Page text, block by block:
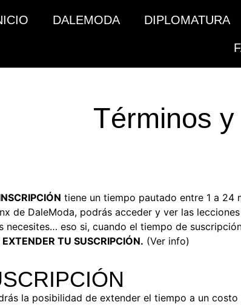
DALEMODA DIPLOMATURA
Términos
tiene un tiempo pautado entre 1 a 24
de DaleModa, podrás acceder y ver las
necesites… eso si, cuando el tiempo de
EXTENDER TU SUSCRIPCIÓN. (Ver info)
la posibilidad de extender el tiempo a un